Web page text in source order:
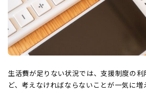
生活費が足りない状況では、支援制度の
ど、考えなければならないことが一気に増